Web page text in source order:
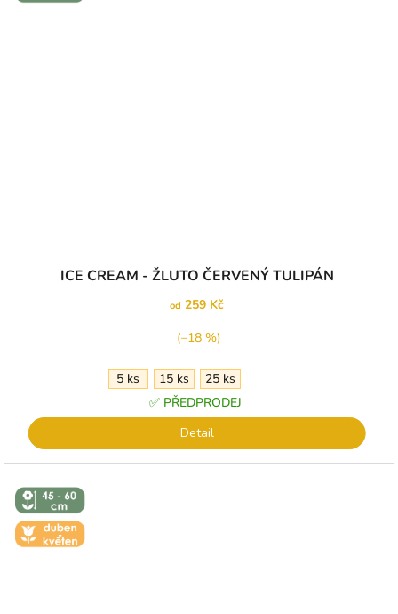
hodnocení
je
z
hvězdiček.
ICE CREAM - ŽLUTO ČERVENÝ TULIPÁN
od 259 Kč
(–18 %)
5 ks 15 ks
25 ks
✅ PŘEDPRODEJ
Detail
↕️ VÝŠKA 45
- 60 CM
🌼 KVĚT -
DUBEN-
KVĚTEN